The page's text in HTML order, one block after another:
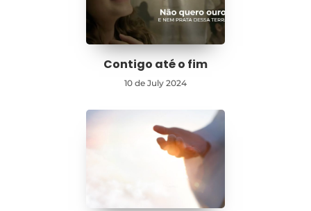
Contigo até o fim
10 de July 2024